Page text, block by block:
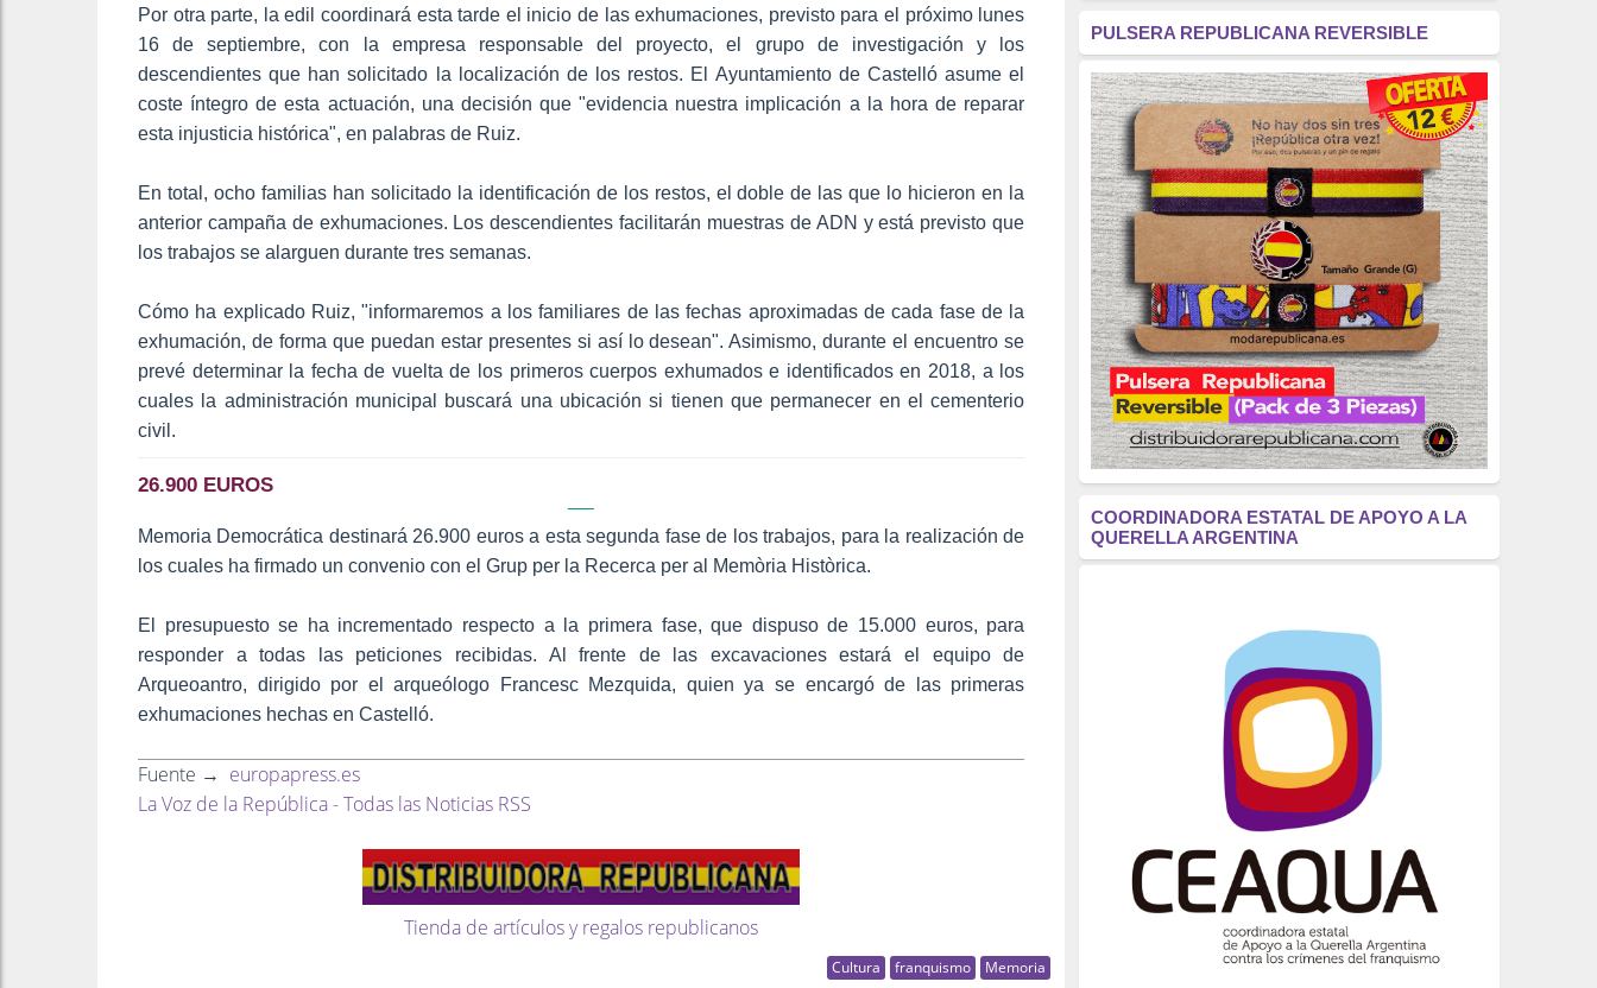
Por otra parte, la edil coordinará esta tarde el inicio de las exhumaciones, previsto para el próximo lunes
16 de septiembre, con la empresa responsable del proyecto, el grupo de investigación y los
descendientes que han solicitado la localización de los restos. El Ayuntamiento de Castelló asume el
coste íntegro de esta actuación, una decisión que "evidencia nuestra implicación a la hora de reparar
esta injusticia histórica", en palabras de Ruiz.
En total, ocho familias han solicitado la identificación de los restos, el doble de las que lo hicieron en la
anterior campaña de exhumaciones. Los descendientes facilitarán muestras de ADN y está previsto que
los trabajos se alarguen durante tres semanas.
Cómo ha explicado Ruiz, "informaremos a los familiares de las fechas aproximadas de cada fase de la
exhumación, de forma que puedan estar presentes si así lo desean". Asimismo, durante el encuentro se
prevé determinar la fecha de vuelta de los primeros cuerpos exhumados e identificados en 2018, a los
cuales la administración municipal buscará una ubicación si tienen que permanecer en el cementerio
civil.
26.900 EUROS
Memoria Democrática destinará 26.900 euros a esta segunda fase de los trabajos, para la realización de
los cuales ha firmado un convenio con el Grup per la Recerca per al Memòria Històrica.
El presupuesto se ha incrementado respecto a la primera fase, que dispuso de 15.000 euros, para
responder a todas las peticiones recibidas. Al frente de las excavaciones estará el equipo de
Arqueoantro, dirigido por el arqueólogo Francesc Mezquida, quien ya se encargó de las primeras
exhumaciones hechas en Castelló.
Fuente → europapress.es
La Voz de la República - Todas las Noticias RSS
Tienda de artículos y regalos republicanos
Cultura franquismo Memoria
fascismo
(2677)
tardofranquismo
(2320)
Actualidad
(2319)
monarquía
(2253)
borbones
(2176)
Cultura
(2163)
Guerra
(1674)
genocidio
(1234)
mujer
(1070)
Eventos
(914)
Crímenes del franquismo
(721)
(699)
(607)
neofranquismo
(567)
Justicia Universal
Derechos Humanos
(522)
Nacionalcatolicismo
(514)
PULSERA REPUBLICANA REVERSIBLE
COORDINADORA ESTATAL DE APOYO A LA
QUERELLA ARGENTINA